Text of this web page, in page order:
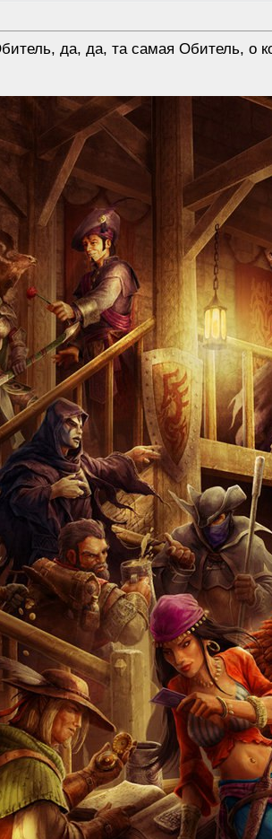
да, да, та самая Обитель, о